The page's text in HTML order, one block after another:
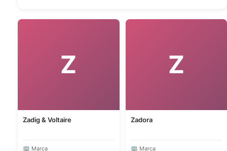
Z
Zadig & Voltaire
🏢 Marca
Z
Zadora
🏢 Marca